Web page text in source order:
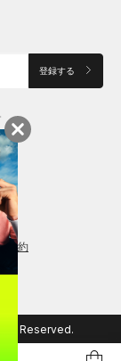
登録する
規約
Reserved.